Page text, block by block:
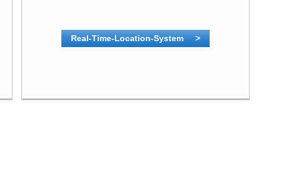
Real-Time-Location-System >